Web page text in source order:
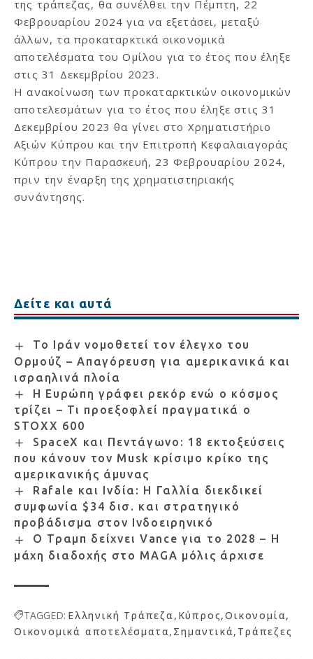
της τράπεζας, θα συνέλθει την Πέμπτη, 22
Φεβρουαρίου 2024 για να εξετάσει, μεταξύ
άλλων, τα προκαταρκτικά οικονομικά
αποτελέσματα του Ομίλου για το έτος που έληξε
στις 31 Δεκεμβρίου 2023.
Η ανακοίνωση των προκαταρκτικών οικονομικών
αποτελεσμάτων για το έτος που έληξε στις 31
Δεκεμβρίου 2023 θα γίνει στο Χρηματιστήριο
Αξιών Κύπρου και την Επιτροπή Κεφαλαιαγοράς
Κύπρου την Παρασκευή, 23 Φεβρουαρίου 2024,
πριν την έναρξη της χρηματιστηριακής
συνάντησης.
Δείτε και αυτά
Το Ιράν νομοθετεί τον έλεγχο του
Ορμούζ – Απαγόρευση για αμερικανικά και
ισραηλινά πλοία
Η Ευρώπη γράφει ρεκόρ ενώ ο κόσμος
τρίζει – Τι προεξοφλεί πραγματικά ο
STOXX 600
SpaceX και Πεντάγωνο: 18 εκτοξεύσεις
που κάνουν τον Musk κρίσιμο κρίκο της
αμερικανικής άμυνας
Rafale και Ινδία: Η Γαλλία διεκδικεί
συμφωνία $34 δισ. και στρατηγικό
προβάδισμα στον Ινδοειρηνικό
Ο Τραμπ δείχνει Vance για το 2028 – Η
μάχη διαδοχής στο MAGA μόλις άρχισε
TAGGED: Ελληνική Τράπεζα Κύπρος Οικονομία
Οικονομικά αποτελέσματα Σημαντικά Τράπεζες